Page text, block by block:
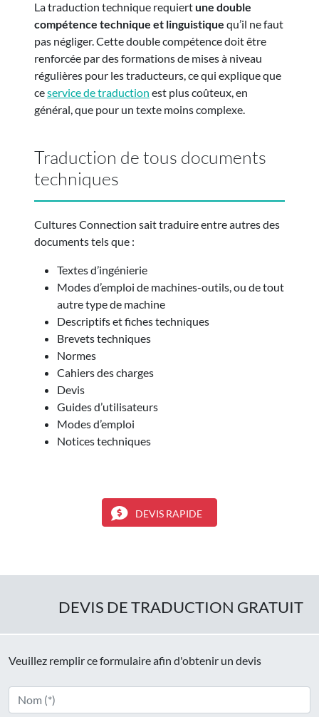
La traduction technique requiertune double
compétence technique et linguistique qu’il ne faut
pas négliger. Cette double compétence doit être
renforcée par des formations de mises à niveau
régulières pour les traducteurs, ce qui explique que
ceservice de traduction est plus coûteux, en
général, que pour un texte moins complexe.
Traduction de tous documents
techniques
Cultures Connection sait traduire entre autres des
documents tels que :
Textes d’ingénierie
Modes d’emploi de machines-outils, ou de tout
autre type de machine
Descriptifs et fiches techniques
Brevets techniques
Normes
Cahiers des charges
Devis
Guides d’utilisateurs
Modes d’emploi
Notices techniques
DEVIS RAPIDE
DEVIS DE TRADUCTION GRATUIT
Veuillez remplir ce formulaire afin d'obtenir un devis